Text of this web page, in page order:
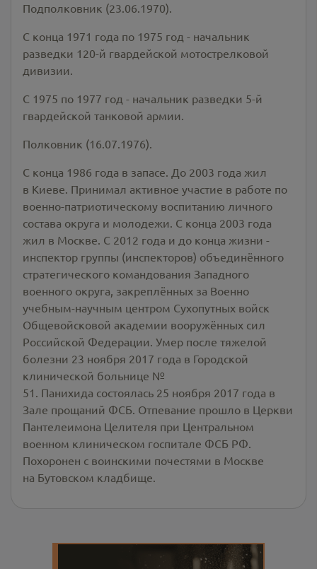
Подполковник (23.06.1970).
С конца 1971 года по 1975 год - начальник
разведки 120-й гвардейской мотострелковой
дивизии.
С 1975 по 1977 год - начальник разведки 5-й
гвардейской танковой армии.
Полковник (16.07.1976).
С конца 1986 года в запасе. До 2003 года жил
в Киеве. Принимал активное участие в работе по
военно-патриотическому воспитанию личного
состава округа и молодежи. С конца 2003 года
жил в Москве. С 2012 года и до конца жизни -
инспектор группы (инспекторов) объединённого
стратегического командования Западного
военного округа, закреплённых за Военно
учебным-научным центром Сухопутных войск
Общевойсковой академии вооружённых сил
Российской Федерации. Умер после тяжелой
болезни 23 ноября 2017 года в Городской
клинической больнице №
51. Панихида состоялась 25 ноября 2017 года в
Зале прощаний ФСБ. Отпевание прошло в Церкви
Пантелеимона Целителя при Центральном
военном клиническом госпитале ФСБ РФ.
Похоронен с воинскими почестями в Москве
на Бутовском кладбище.